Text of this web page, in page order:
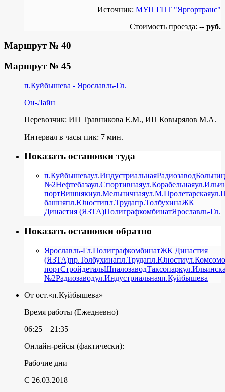
Источник: МУП ГПТ "Яргортранс"
Стоимость проезда: -- руб.
Маршрут № 40
Маршрут № 45
п.Куйбышева - Ярославль-Гл.
Он-Лайн
Перевозчик: ИП Травникова Е.М., ИП Ковырялов М.А.
Интервал в часы пик: 7 мин.
Показать остановки туда
п.Куйбышеваул.ИндустриальнаяРадиозавод
№2Нефтебазаул.Спортивнаяул.Корабельная
портВишнякиул.Мельничнаяул.М.Пролетарская
башняпл.Юностипл.Трудапр.ТолбухинаЖК
Династия (ЯЗТА)ПолиграфкомбинатЯрославль-Гл.
Показать остановки обратно
Ярославль-Гл.ПолиграфкомбинатЖК Династия
(ЯЗТА)пр.Толбухинапл.Трудапл.Юности
портСтройдетальШпалозаводТаксопарк
№2Радиозаводул.Индустриальнаяп.Куйбышева
От ост.«п.Куйбышева»
Время работы (Ежедневно)
06:25 – 21:35
Онлайн-рейсы (фактически):
Рабочие дни
C 26.03.2018